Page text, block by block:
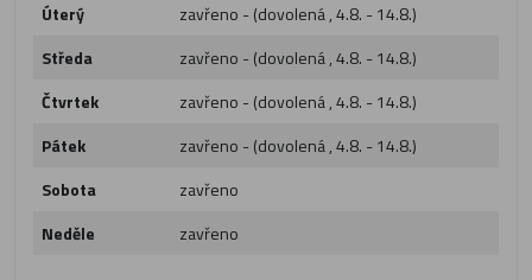
Úterý
zavřeno - (dovolená , 4.8. - 14.8.)
Středa
zavřeno - (dovolená , 4.8. - 14.8.)
Čtvrtek
zavřeno - (dovolená , 4.8. - 14.8.)
Pátek
zavřeno - (dovolená , 4.8. - 14.8.)
Sobota
zavřeno
Neděle
zavřeno